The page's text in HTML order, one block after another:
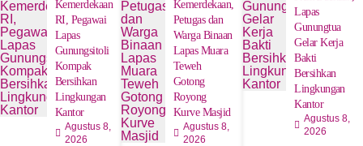
Kemerdekaan
RI, Pegawai
Lapas
Gunungsitoli
Kompak
Bersihkan
Lingkungan
Kantor
Agustus 8,
2026
Kemerdekaan,
Petugas dan
Warga Binaan
Lapas Muara
Teweh
Gotong
Royong
Kurve Masjid
Agustus 8,
2026
Lapas
Gunungtua
Gelar Kerja
Bakti
Bersihkan
Lingkungan
Kantor
Agustus 8,
2026